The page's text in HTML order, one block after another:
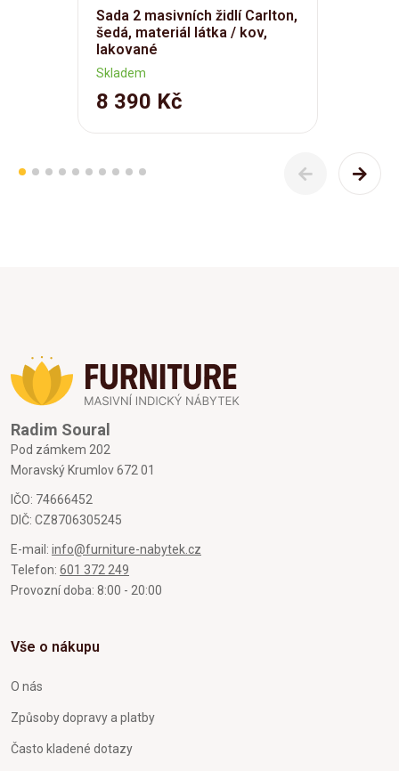
Sada 2 masivních židlí Carlton,
šedá, materiál látka / kov,
lakované
Skladem
8 390 Kč
Radim Soural
Pod zámkem 202
Moravský Krumlov 672 01
IČO: 74666452
DIČ: CZ8706305245
E-mail: info@furniture-nabytek.cz
Telefon: 601 372 249
Provozní doba: 8:00 - 20:00
Vše o nákupu
O nás
Způsoby dopravy a platby
Často kladené dotazy